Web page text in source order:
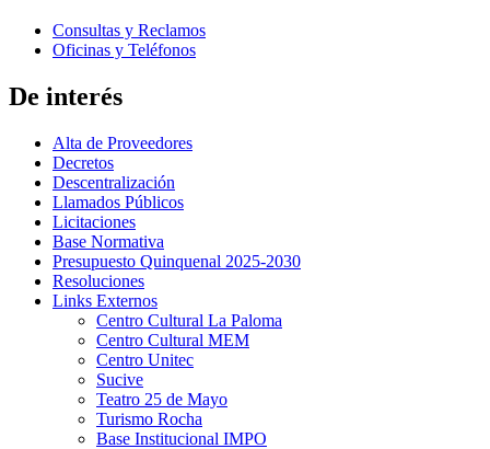
Consultas y Reclamos
Oficinas y Teléfonos
De interés
Alta de Proveedores
Decretos
Descentralización
Llamados Públicos
Licitaciones
Base Normativa
Presupuesto Quinquenal 2025-2030
Resoluciones
Links Externos
Centro Cultural La Paloma
Centro Cultural MEM
Centro Unitec
Sucive
Teatro 25 de Mayo
Turismo Rocha
Base Institucional IMPO